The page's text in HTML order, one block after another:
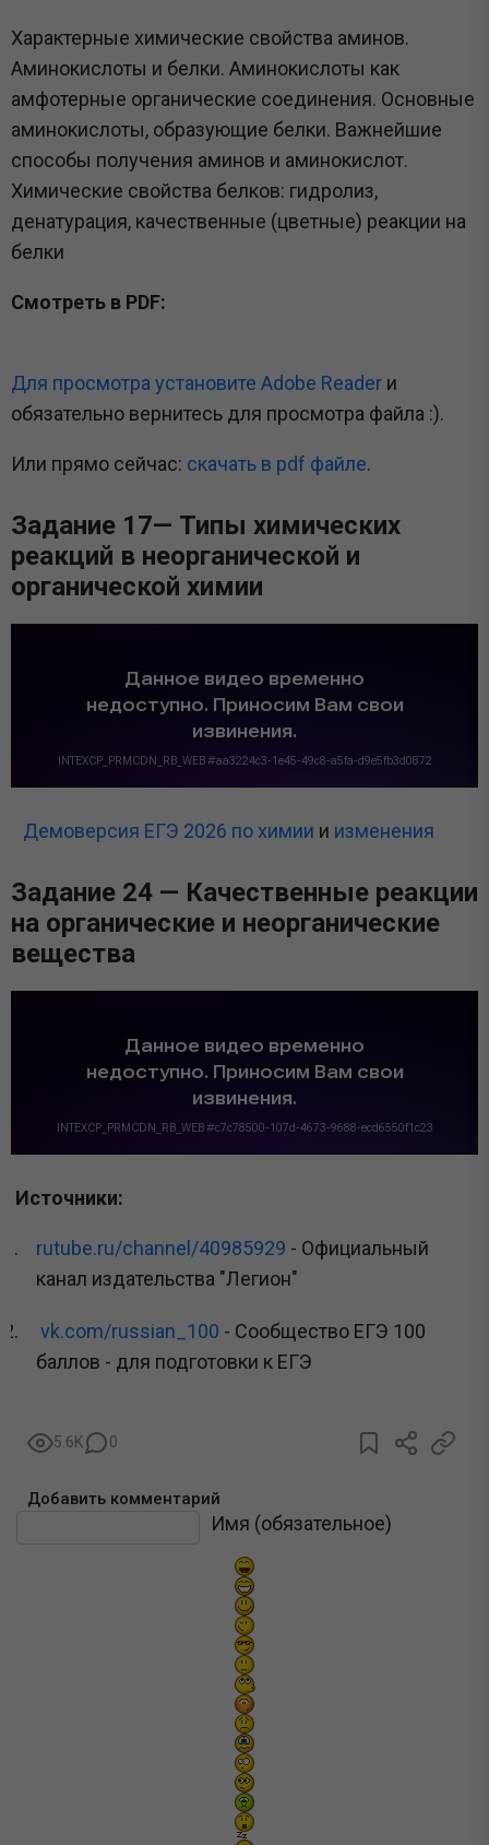
Характерные химические свойства аминов.
Аминокислоты и белки. Аминокислоты как
амфотерные органические соединения. Основные
аминокислоты, образующие белки. Важнейшие
способы получения аминов и аминокислот.
Химические свойства белков: гидролиз,
денатурация, качественные (цветные) реакции на
белки
Смотреть в PDF:
Для просмотра установите Adobe Reader и
обязательно вернитесь для просмотра файла :).
Или прямо сейчас: cкачать в pdf файле.
Задание 17— Типы химических
реакций в неорганической и
органической химии
Демоверсия ЕГЭ 2026 по химии и изменения
Задание 24 — Качественные реакции
на органические и неорганические
вещества
Источники:
rutube.ru/channel/40985929 - Официальный
канал издательства "Легион"
vk.com/russian_100 - Сообщество ЕГЭ 100
баллов - для подготовки к ЕГЭ
5.6K 0
Добавить комментарий
Имя (обязательное)